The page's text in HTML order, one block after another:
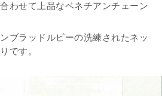
わせて上品なベネチアンチェーン
ブラッドルビーの洗練されたネッ
です。